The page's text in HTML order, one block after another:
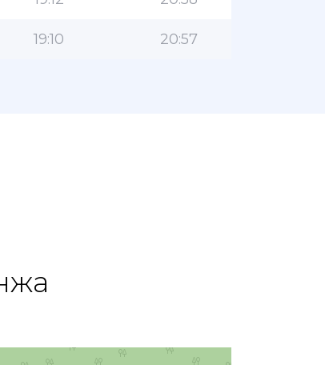
19:10 20:57